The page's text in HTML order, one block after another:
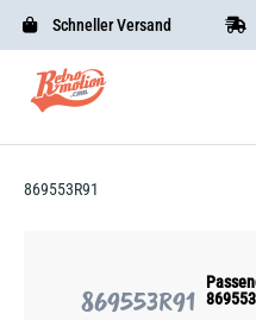
Schneller Versand
869553R91
869553R91